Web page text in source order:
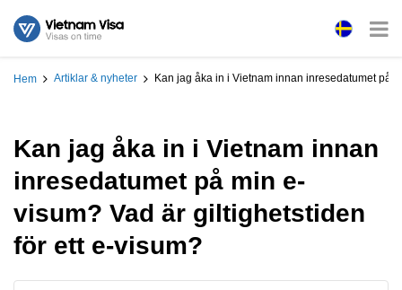
Hem Artiklar & nyheter Kan jag åka in i Vietnam innan inresedatumet på
Kan jag åka in i Vietnam innan
inresedatumet på min e-
visum? Vad är giltighetstiden
för ett e-visum?